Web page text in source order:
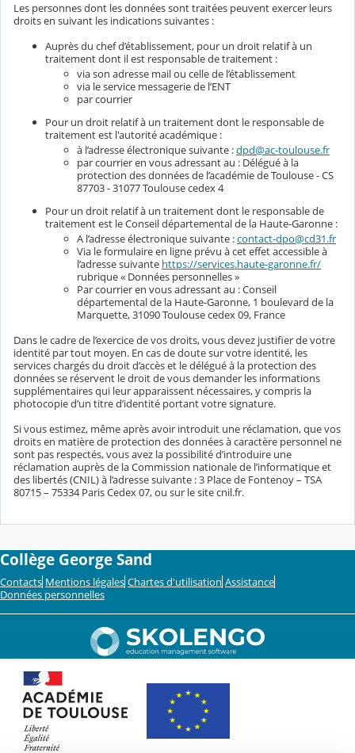
Les personnes dont les données sont traitées peuvent exercer leurs
droits en suivant les indications suivantes :
Auprès du chef d’établissement, pour un droit relatif à un
traitement dont il est responsable de traitement :
via son adresse mail ou celle de l’établissement
via le service messagerie de l’ENT
par courrier
Pour un droit relatif à un traitement dont le responsable de
traitement est l'autorité académique :
à l’adresse électronique suivante :dpd@ac-toulouse.fr
par courrier en vous adressant au : Délégué à la
protection des données de l’académie de Toulouse - CS
87703 - 31077 Toulouse cedex 4
Pour un droit relatif à un traitement dont le responsable de
traitement est le Conseil départemental de la Haute-Garonne :
A l’adresse électronique suivante :contact-dpo@cd31.fr
Via le formulaire en ligne prévu à cet effet accessible à
l’adresse suivante https://services.haute-garonne.fr/
rubrique « Données personnelles »
Par courrier en vous adressant au : Conseil
départemental de la Haute-Garonne, 1 boulevard de la
Marquette, 31090 Toulouse cedex 09, France
Dans le cadre de l’exercice de vos droits, vous devez justifier de votre
identité par tout moyen. En cas de doute sur votre identité, les
services chargés du droit d’accès et le délégué à la protection des
données se réservent le droit de vous demander les informations
supplémentaires qui leur apparaissent nécessaires, y compris la
photocopie d’un titre d’identité portant votre signature.
Si vous estimez, même après avoir introduit une réclamation, que vos
droits en matière de protection des données à caractère personnel ne
sont pas respectés, vous avez la possibilité d’introduire une
réclamation auprès de la Commission nationale de l’informatique et
des libertés (CNIL) à l’adresse suivante : 3 Place de Fontenoy – TSA
80715 – 75334 Paris Cedex 07, ou sur le site cnil.fr.
Collège George Sand
Contacts Mentions légales Chartes d'utilisation Assistance
Données personnelles